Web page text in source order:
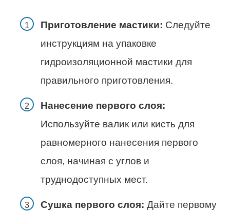
Приготовление мастики: Следуйте
инструкциям на упаковке
гидроизоляционной мастики для
правильного приготовления.
Нанесение первого слоя:
Используйте валик или кисть для
равномерного нанесения первого
слоя, начиная с углов и
труднодоступных мест.
Сушка первого слоя: Дайте первому